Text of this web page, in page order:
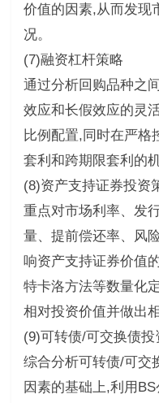
价值的因素,从而发现
况。
(7)融资杠杆策略
通过分析回购品种之
效应和长假效应的灵
比例配置,同时在严格
套利和跨期限套利的机
(8)资产支持证券投资
重点对市场利率、发
量、提前偿还率、风
响资产支持证券价值
特卡洛方法等数量化
相对投资价值并做出
(9)可转债/可交换债投
综合分析可转债/可交
因素的基础上,利用